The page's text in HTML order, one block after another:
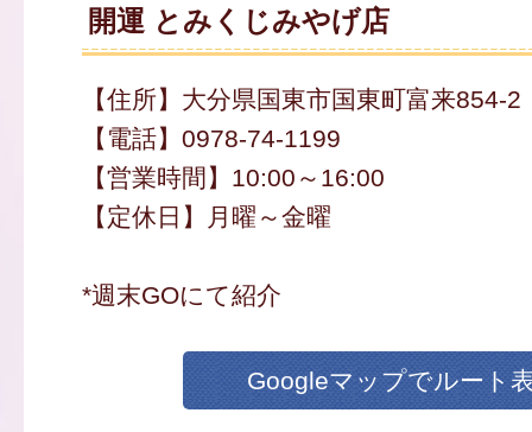
開運 とみくじみやげ店
【住所】大分県国東市国東町富来854-2
【電話】0978-74-1199
【営業時間】10:00～16:00
【定休日】月曜～金曜
*週末GOにて紹介
Googleマップでルート